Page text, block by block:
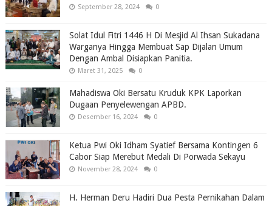
September 28, 2024 0
Solat Idul Fitri 1446 H Di Mesjid Al Ihsan Sukadana
Warganya Hingga Membuat Sap Dijalan Umum
Dengan Ambal Disiapkan Panitia.
Maret 31, 2025 0
Mahadiswa Oki Bersatu Kruduk KPK Laporkan
Dugaan Penyelewengan APBD.
Desember 16, 2024 0
Ketua Pwi Oki Idham Syatief Bersama Kontingen 6
Cabor Siap Merebut Medali Di Porwada Sekayu
November 28, 2024 0
H. Herman Deru Hadiri Dua Pesta Pernikahan Dalam